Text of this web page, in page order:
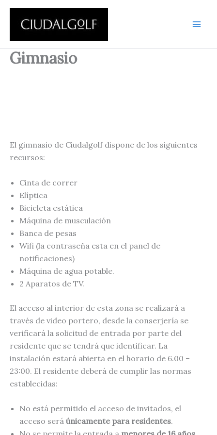
contenido
Gimnasio
El gimnasio de Ciudalgolf dispone de los siguientes
recursos:
Cinta de correr
Elíptica
Bicicleta estática
Máquina de musculación
Banca de pesas
Wifi (la contraseña esta en el panel de
notificaciones)
Máquina de agua potable.
2 Aparatos de TV.
El acceso al interior de esta zona se realizará a
través de video portero, desde la conserjería se
verificará la solicitud de entrada por parte del
residente que se tendrá que identificar. La
instalación estará abierta en el horario de 6.00 –
23:00. El residente deberá de cumplir las normas
establecidas:
No está permitido el acceso de invitados, el
acceso será únicamente para residentes.